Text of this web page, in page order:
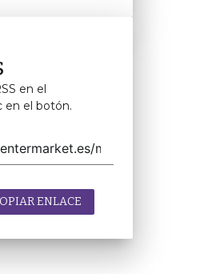
en el
en el botón.
ENLACE